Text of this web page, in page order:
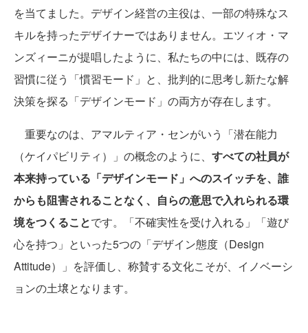
を当てました。デザイン経営の主役は、一部の特殊なス
キルを持ったデザイナーではありません。エツィオ・マ
ンズィーニが提唱したように、私たちの中には、既存の
習慣に従う「慣習モード」と、批判的に思考し新たな解
決策を探る「デザインモード」の両方が存在します。
重要なのは、アマルティア・センがいう「潜在能力
（ケイパビリティ）」の概念のように、 すべての社員が
本来持っている「デザインモード」へのスイッチを、誰
からも阻害されることなく、自らの意思で入れられる環
境をつくることです。「不確実性を受け入れる」「遊び
心を持つ」といった5つの「デザイン態度（Design
Attitude）」を評価し、称賛する文化こそが、イノベーシ
ョンの土壌となります。